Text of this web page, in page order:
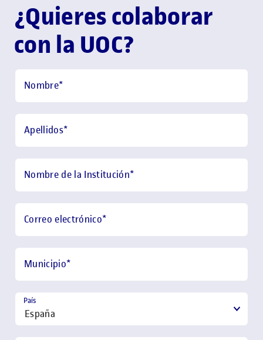
¿Quieres colaborar
con la UOC?
Nombre*
Apellidos*
Nombre de la Institución*
Correo electrónico*
Municipio*
País